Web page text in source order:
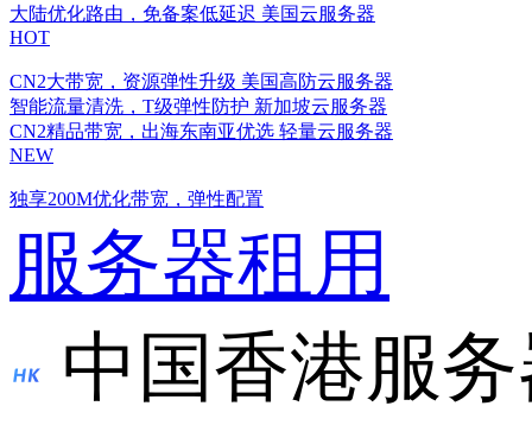
大陆优化路由，免备案低延迟 美国云服务器
HOT
CN2大带宽，资源弹性升级 美国高防云服务器
智能流量清洗，T级弹性防护 新加坡云服务器
CN2精品带宽，出海东南亚优选 轻量云服务器
NEW
独享200M优化带宽，弹性配置
服务器租用
中国香港服